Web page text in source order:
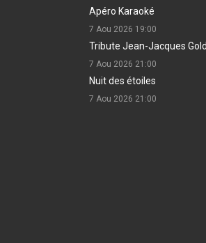
Apéro Karaoké
7 Aou 2026 19:00
Tribute Jean-Jacques
7 Aou 2026 21:00
Nuit des étoiles
7 Aou 2026 21:00